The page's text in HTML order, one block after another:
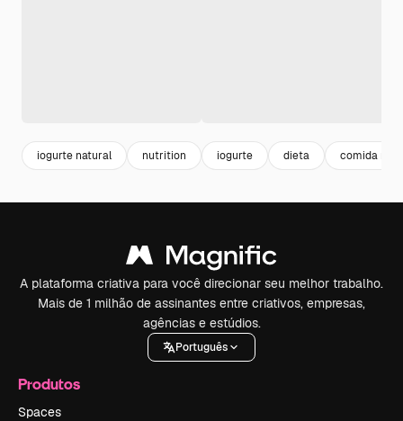
iogurte natural nutrition iogurte dieta comida
A plataforma criativa para você direcionar seu melhor trabalho.
Mais de 1 milhão de assinantes entre criativos, empresas,
agências e estúdios.
Português
Produtos
Spaces